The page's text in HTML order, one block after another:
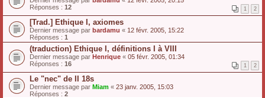
Réponses : 12 1 2
[Trad.] Ethique I, axiomes
Dernier message par bardamu « 12 févr. 2005, 15:22
Réponses : 1
(traduction) Ethique I, définitions I à VIII
Dernier message par Henrique « 05 févr. 2005, 01:34
Réponses : 16 1 2
Le "nec" de II 18s
Dernier message par Miam « 23 janv. 2005, 15:03
Réponses : 2